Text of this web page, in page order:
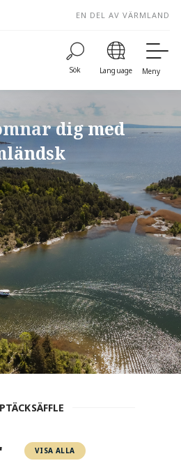
EN DEL AV VÄRMLAND
Sök Language Meny
dig med
VISA ALLA